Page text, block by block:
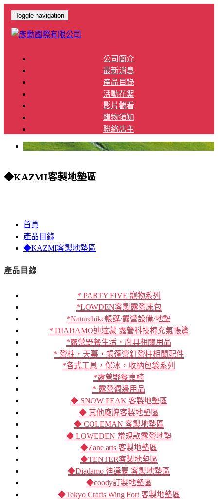
Toggle navigation
公司簡介
最新消息
產品目錄
活動花絮
影片觀看
購物須知
聯絡店主
◆KAZMI客製地墊區
首頁
產品目錄
◆KAZMI客製地墊區
產品目錄
* PARTY FIVE 寵物系列
*LOWDEN客製露營床包
*Naturehike帳篷/露營設備/地墊
* DIADAMO迪達蒙 露營科技棉充氣帳篷
*露營野餐生活，廚具相關用品
* 營柱，天幕，帳篷營釘營柱相關配件
*各式工具，保冰，收納包袋系列
*露營野餐桌椅
* 露營週邊用品
◆ SNOW PEAK 客製地墊區
◆ 其他廠牌客製地墊區
◆ COLEMAN 客製地墊區
◆ LOWEDEN 常規款露營地墊
◆Zane arts 客製地墊區
◆TENTER客製地墊區
◆Diadamo 迪達蒙 客製地墊區
◆coody訂製地墊區
◆Tokyo Crafts Wing Fort 客製地墊區